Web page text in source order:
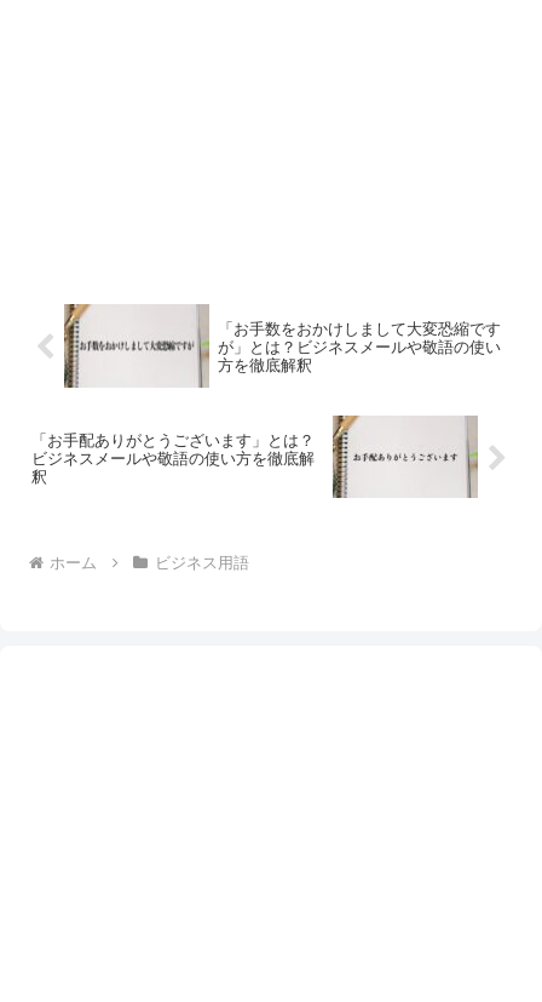
「お手数をおかけしまして大変恐縮です
が」とは？ビジネスメールや敬語の使い
方を徹底解釈
「お手配ありがとうございます」とは？
ビジネスメールや敬語の使い方を徹底解
釈
ホーム ビジネス用語